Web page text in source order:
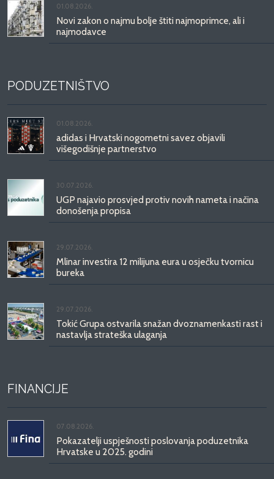
01.08.2026.
Novi zakon o najmu bolje štiti najmoprimce, ali i
najmodavce
PODUZETNIŠTVO
01.08.2026.
adidas i Hrvatski nogometni savez objavili
višegodišnje partnerstvo
30.07.2026.
UGP najavio prosvjed protiv novih nameta i načina
donošenja propisa
29.07.2026.
Mlinar investira 12 milijuna eura u osječku tvornicu
bureka
29.07.2026.
Tokić Grupa ostvarila snažan dvoznamenkasti rast i
nastavlja strateška ulaganja
FINANCIJE
07.08.2026.
Pokazatelji uspješnosti poslovanja poduzetnika
Hrvatske u 2025. godini